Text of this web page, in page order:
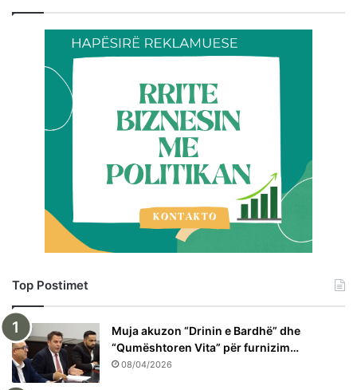
Top Postimet
Muja akuzon “Drinin e Bardhë” dhe
“Qumështoren Vita” për furnizim…
08/04/2026